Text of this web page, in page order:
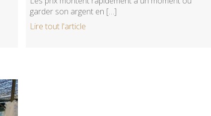
garder son argent en […]
Lire tout l'article